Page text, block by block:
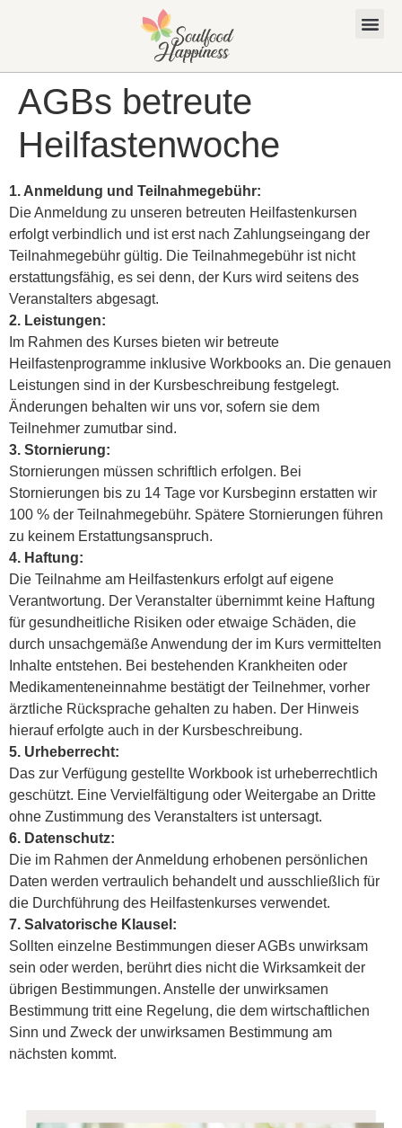
AGBs betreute
Heilfastenwoche
1. Anmeldung und Teilnahmegebühr:
Die Anmeldung zu unseren betreuten Heilfastenkursen
erfolgt verbindlich und ist erst nach Zahlungseingang der
Teilnahmegebühr gültig. Die Teilnahmegebühr ist nicht
erstattungsfähig, es sei denn, der Kurs wird seitens des
Veranstalters abgesagt.
2. Leistungen:
Im Rahmen des Kurses bieten wir betreute
Heilfastenprogramme inklusive Workbooks an. Die genauen
Leistungen sind in der Kursbeschreibung festgelegt.
Änderungen behalten wir uns vor, sofern sie dem
Teilnehmer zumutbar sind.
3. Stornierung:
Stornierungen müssen schriftlich erfolgen. Bei
Stornierungen bis zu 14 Tage vor Kursbeginn erstatten wir
100 % der Teilnahmegebühr. Spätere Stornierungen führen
zu keinem Erstattungsanspruch.
4. Haftung:
Die Teilnahme am Heilfastenkurs erfolgt auf eigene
Verantwortung. Der Veranstalter übernimmt keine Haftung
für gesundheitliche Risiken oder etwaige Schäden, die
durch unsachgemäße Anwendung der im Kurs vermittelten
Inhalte entstehen. Bei bestehenden Krankheiten oder
Medikamenteneinnahme bestätigt der Teilnehmer, vorher
ärztliche Rücksprache gehalten zu haben. Der Hinweis
hierauf erfolgte auch in der Kursbeschreibung.
5. Urheberrecht:
Das zur Verfügung gestellte Workbook ist urheberrechtlich
geschützt. Eine Vervielfältigung oder Weitergabe an Dritte
ohne Zustimmung des Veranstalters ist untersagt.
6. Datenschutz:
Die im Rahmen der Anmeldung erhobenen persönlichen
Daten werden vertraulich behandelt und ausschließlich für
die Durchführung des Heilfastenkurses verwendet.
7. Salvatorische Klausel:
Sollten einzelne Bestimmungen dieser AGBs unwirksam
sein oder werden, berührt dies nicht die Wirksamkeit der
übrigen Bestimmungen. Anstelle der unwirksamen
Bestimmung tritt eine Regelung, die dem wirtschaftlichen
Sinn und Zweck der unwirksamen Bestimmung am
nächsten kommt.